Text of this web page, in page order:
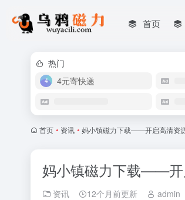
首页
热门
4元寄快递
首页 • 资讯 • 妈小镇磁力下载——开启高清资
妈小镇磁力下载——开
资讯 12个月前更新 admin